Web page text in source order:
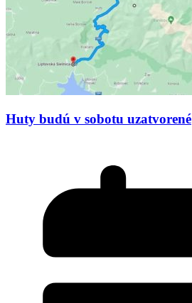
Huty budú v sobotu uzatvorené